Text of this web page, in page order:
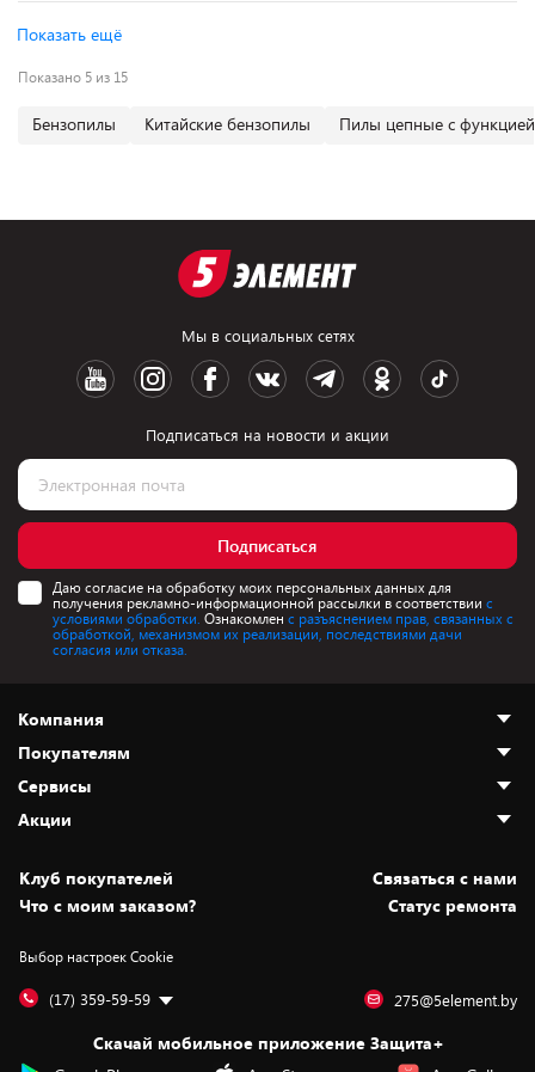
Показать ещё
Показано 5 из 15
Бензопилы Китайские бензопилы Пилы цепные с функцией
Мы в социальных сетях
Подписаться на новости и акции
Подписаться
Даю согласие на обработку моих персональных данных для
получения рекламно-информационной рассылки в соответствии с
условиями обработки. Ознакомлен с разъяснением прав, связанных с
обработкой, механизмом их реализации, последствиями дачи
согласия или отказа.
Компания
О нас
Адреса магазинов
Новости
Статьи и обзоры
Вакансии
Дай пять добру!
Покупателям
Как сделать заказ
Оплата и доставка
Безналичный расчёт
Обмен и возврат товара
Обработка персональных данных
Подарочные карты
Сервисы
Установка техники
Для игровых консолей
Для мобильных устройств
Для компьютеров
Сервисные центры
Акции
Скидки и промокоды
Белорусские товары
Бонусы
Оплата частями
Уценка
Клуб покупателей
Cвязаться с нами
Что с моим заказом?
Статус ремонта
Выбор настроек Cookie
(17) 359-59-59 275@5element.by
Скачай мобильное приложение Защита+